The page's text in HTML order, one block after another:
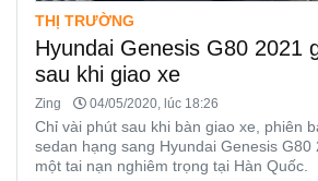
THỊ TRƯỜNG
Hyundai Genesis G80 2021
sau khi giao xe
Zing 04/05/2020, lúc 18:26
Chỉ vài phút sau khi bàn giao xe, phiên
sedan hạng sang Hyundai Genesis G80
một tai nạn nghiêm trọng tại Hàn Quốc.